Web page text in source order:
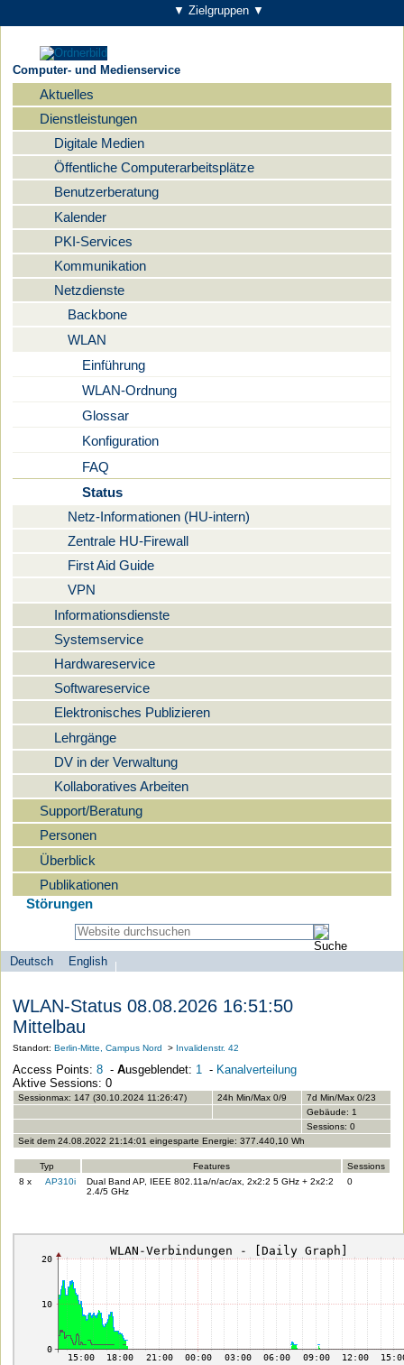
▼ Zielgruppen ▼
Computer- und Medienservice
Navigation
Aktuelles
Dienstleistungen
Digitale Medien
Öffentliche Computerarbeitsplätze
Benutzerberatung
Kalender
PKI-Services
Kommunikation
Netzdienste
Backbone
WLAN
Einführung
WLAN-Ordnung
Glossar
Konfiguration
FAQ
Status
Netz-Informationen (HU-intern)
Zentrale HU-Firewall
First Aid Guide
VPN
Informationsdienste
Systemservice
Hardwareservice
Softwareservice
Elektronisches Publizieren
Lehrgänge
DV in der Verwaltung
Kollaboratives Arbeiten
Support/Beratung
Personen
Überblick
Publikationen
Störungen
Sprachauswahl
Deutsch
English
search-menu
Universität
zu
Berlin
-
Computer-
und
Medienservice
WLAN-Status 08.08.2026 16:51:50
Mittelbau
Standort: Berlin-Mitte, Campus Nord > Invalidenstr. 42
Access Points: 8- Ausgeblendet: 1 - Kanalverteilung
Aktive Sessions: 0
Sessionmax: 147 (30.10.2024 11:26:47) 24h Min/Max 0/9
7d Min/Max 0/23
Gebäude: 1
Sessions: 0
Seit dem 24.08.2022 21:14:01 eingesparte Energie: 377.440,10 Wh
Typ Features
Sessions
8 x
AP310i
Dual Band AP, IEEE 802.11a/n/ac/ax, 2x2:2 5 GHz + 2x2:2
2.4/5 GHz
0